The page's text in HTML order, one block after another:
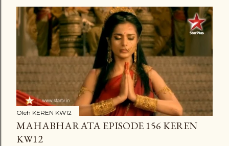
Oleh KEREN KW12
MAHABHARATA EPISODE 156 KEREN
KW12